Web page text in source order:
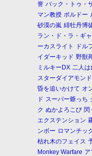
誉 バック・トゥ・
マン教授 ボルドー
砂漠の嵐 緋牡丹博
ラン・ド・ラ・ギ
ーカスライト
ドル
イダーキッド 野獣
ミルキーDX 二人は
スターダイアモンド
昏を追いかけて オ
ド スーパー爺っち
ク ぬかよろこび 閃
エクステンション
ンボー ロマンチッ
枯れ木のフェイス
Monkey Warfare ア